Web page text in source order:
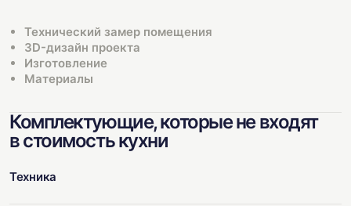
Технический замер помещения
3D-дизайн проекта
Изготовление
Материалы
Комплектующие, которые не входят
в стоимость кухни
Техника